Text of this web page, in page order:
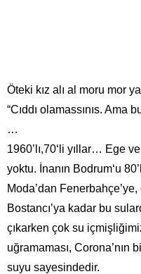
Öteki kız alı al moru mor
“Cıddı olamassınıs. Ama
…
1960’lı,70‘ li yıllar… Ege ve
yoktu. İnanın Bodrum‘u
Moda’dan
Bostancı’ya kadar bu
çıkarken çok su
uğramaması, Corona’nın
suyu sayesindedir.